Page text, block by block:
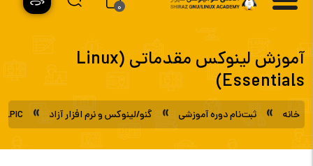
0
آموزش لینوکس مقدماتی (Linux
Essentials)
خانه » ثبت‌نام دوره آموزشی » گنو/لینوکس و نرم افزار آزاد »
LPIC